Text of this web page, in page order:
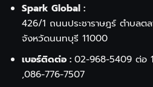
Spark Global :
426/1 ถนนประชาราษฎร์ ตำบลต
จังหวัดนนทบุรี 11000
เบอร์ติดต่อ : 02-968-5409ต่อ
,086-776-7507